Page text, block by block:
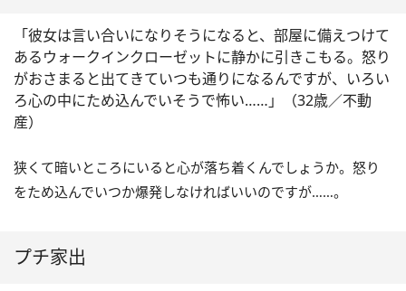
「彼女は言い合いになりそうになると、部屋に備えつけて
あるウォークインクローゼットに静かに引きこもる。怒り
がおさまると出てきていつも通りになるんですが、いろい
ろ心の中にため込んでいそうで怖い……」（32歳／不動
産）
狭くて暗いところにいると心が落ち着くんでしょうか。怒り
をため込んでいつか爆発しなければいいのですが……。
プチ家出